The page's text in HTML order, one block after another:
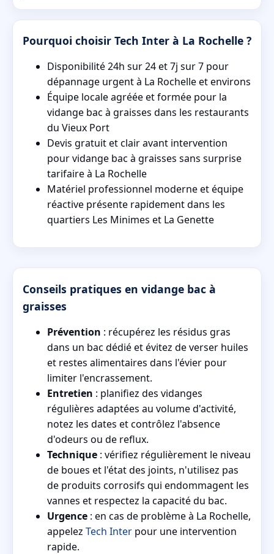
Pourquoi choisir Tech Inter à La Rochelle ?
Disponibilité 24h sur 24 et 7j sur 7 pour
dépannage urgent à La Rochelle et environs
Équipe locale agréée et formée pour la
vidange bac à graisses dans les restaurants
du Vieux Port
Devis gratuit et clair avant intervention
pour vidange bac à graisses sans surprise
tarifaire à La Rochelle
Matériel professionnel moderne et équipe
réactive présente rapidement dans les
quartiers Les Minimes et La Genette
Conseils pratiques en vidange bac à
graisses
Prévention : récupérez les résidus gras
dans un bac dédié et évitez de verser huiles
et restes alimentaires dans l'évier pour
limiter l'encrassement.
Entretien : planifiez des vidanges
régulières adaptées au volume d'activité,
notez les dates et contrôlez l'absence
d'odeurs ou de reflux.
Technique : vérifiez régulièrement le niveau
de boues et l'état des joints, n'utilisez pas
de produits corrosifs qui endommagent les
vannes et respectez la capacité du bac.
Urgence : en cas de problème à La Rochelle,
appelez Tech Inter pour une intervention
rapide.